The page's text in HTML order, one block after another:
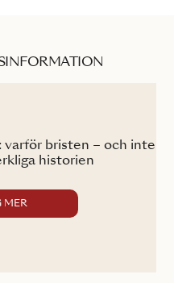
bristen – och inte
historien
MER